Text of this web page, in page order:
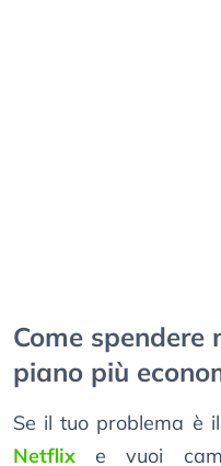
Come spendere
piano più
Se il tuo problema è il
Netflix e vuoi